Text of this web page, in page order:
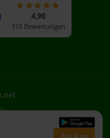
4,90
315 Bewertungen